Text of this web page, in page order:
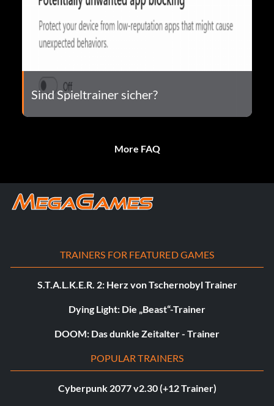
Sind Spieltrainer sicher?
More FAQ
TRAINERS FOR FEATURED GAMES
S.T.A.L.K.E.R. 2: Herz von Tschernobyl Trainer
Dying Light: Die „Beast“-Trainer
DOOM: Das dunkle Zeitalter - Trainer
POPULAR TRAINERS
Cyberpunk 2077 v2.30 (+12 Trainer)